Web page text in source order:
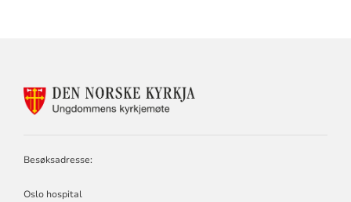
Besøksadresse:
Oslo hospital